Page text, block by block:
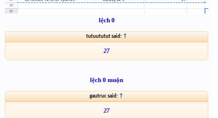
lệch 0
tutuututut said: ↑
27
lệch 0 muộn
gautruc said: ↑
27